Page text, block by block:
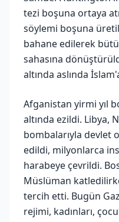
tezi boşuna ortaya
söylemi boşuna
bahane edilerek
sahasına
altında aslında
Afganistan yirmi yıl
altında ezildi. Libya,
bombalarıyla devlet
edildi, milyonlarca
harabeye çevrildi.
Müslüman
tercih etti. Bugün
rejimi, kadınları,